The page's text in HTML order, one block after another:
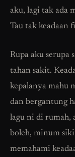
aku, lagi tak ada
Tau tak keadaan
Rupa aku serupa
tahan sakit.
kepalanya mahu
dan bergantung
lagu ni di rumah,
boleh, minum
memahami